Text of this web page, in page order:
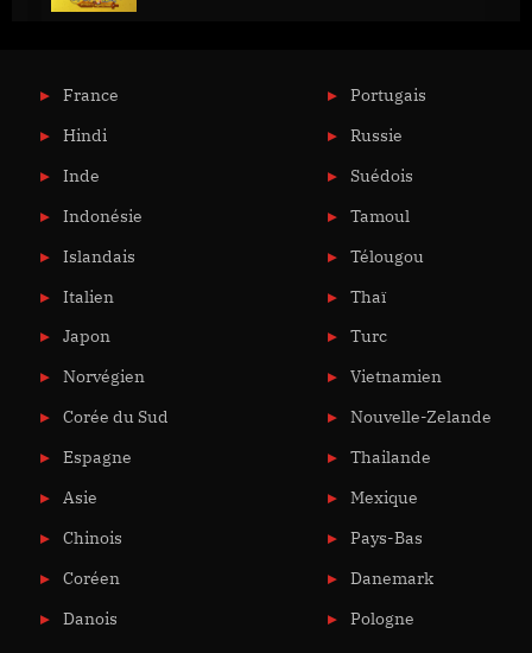
France
Hindi
Inde
Indonésie
Islandais
Italien
Japon
Norvégien
Corée du Sud
Espagne
Asie
Chinois
Coréen
Danois
Portugais
Russie
Suédois
Tamoul
Télougou
Thaï
Turc
Vietnamien
Nouvelle-Zelande
Thailande
Mexique
Pays-Bas
Danemark
Pologne